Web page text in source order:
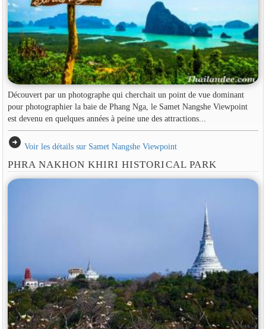
Découvert par un photographe qui cherchait un point de vue dominant
pour photographier la baie de Phang Nga, le Samet Nangshe Viewpoint
est devenu en quelques années à peine une des attractions...
arrow_circle_right Voir les détails sur Samet Nangshe Viewpoint
PHRA NAKHON KHIRI HISTORICAL PARK